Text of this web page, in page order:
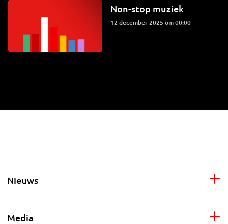
Non-stop muziek
12 december 2025 om 00:00
Nieuws
Media